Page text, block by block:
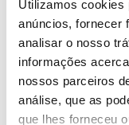
Utilizamos cookies
anúncios, fornecer
analisar o nosso
informações
nossos parceiros
análise, que as
que lhes forneceu
WOULD
ABOUT